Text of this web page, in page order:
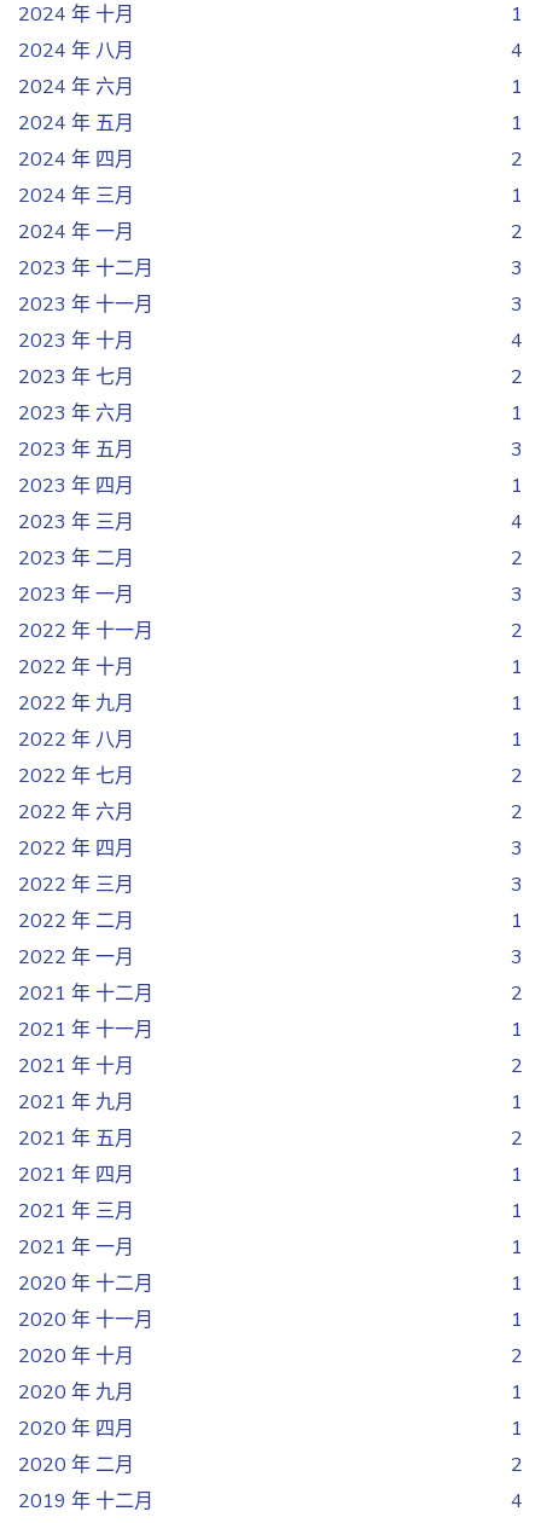
2024 年 十月
1
2024 年 八月
4
2024 年 六月
1
2024 年 五月
1
2024 年 四月
2
2024 年 三月
1
2024 年 一月
2
2023 年 十二月
3
2023 年 十一月
3
2023 年 十月
4
2023 年 七月
2
2023 年 六月
1
2023 年 五月
3
2023 年 四月
1
2023 年 三月
4
2023 年 二月
2
2023 年 一月
3
2022 年 十一月
2
2022 年 十月
1
2022 年 九月
1
2022 年 八月
1
2022 年 七月
2
2022 年 六月
2
2022 年 四月
3
2022 年 三月
3
2022 年 二月
1
2022 年 一月
3
2021 年 十二月
2
2021 年 十一月
1
2021 年 十月
2
2021 年 九月
1
2021 年 五月
2
2021 年 四月
1
2021 年 三月
1
2021 年 一月
1
2020 年 十二月
1
2020 年 十一月
1
2020 年 十月
2
2020 年 九月
1
2020 年 四月
1
2020 年 二月
2
2019 年 十二月
4